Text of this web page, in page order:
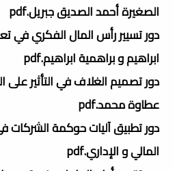
الصغيرة أحمد الصديق جبريل.pdf
دور تسيير رأس المال الفكري في
ابراهيم و براهمية ابراهيم.pdf
دور تصميم الغلاف في التأثير
عطاوة محمد.pdf
دور تطبيق آليات حوكمة الشركات
المالي و الإداري.pdf